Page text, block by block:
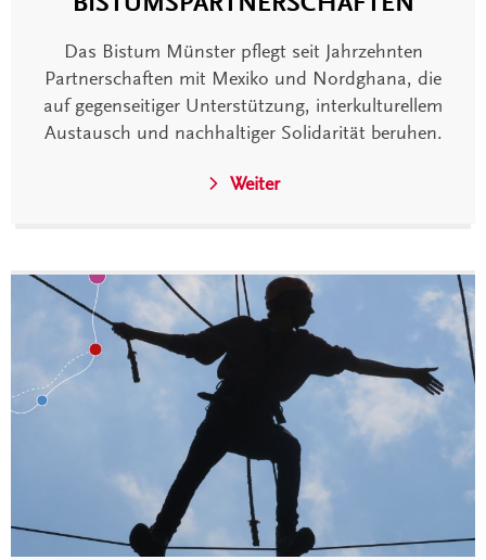
Das Bistum Münster pflegt seit Jahrzehnten
Partnerschaften mit Mexiko und Nordghana, die
auf gegenseitiger Unterstützung, interkulturellem
Austausch und nachhaltiger Solidarität beruhen.
Weiter